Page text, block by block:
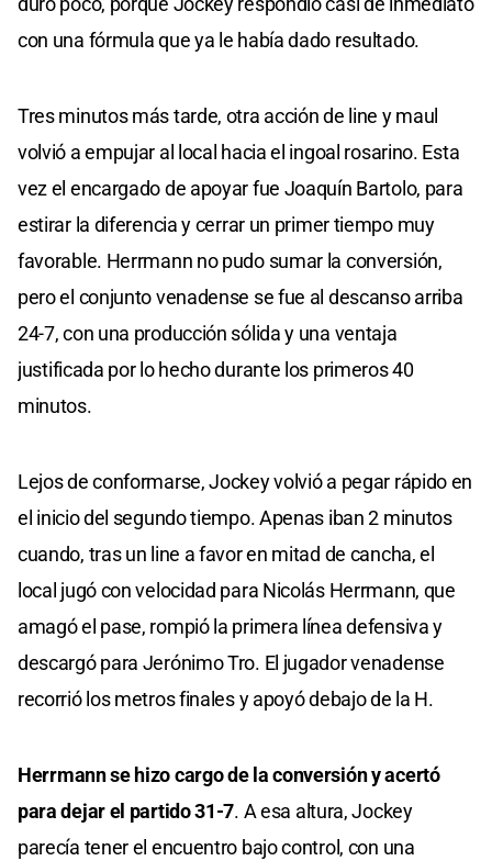
con una fórmula que ya le había dado resultado.
Tres minutos más tarde, otra acción de line y maul
volvió a empujar al local hacia el ingoal rosarino. Esta
vez el encargado de apoyar fue Joaquín Bartolo, para
estirar la diferencia y cerrar un primer tiempo muy
favorable. Herrmann no pudo sumar la conversión,
pero el conjunto venadense se fue al descanso arriba
24-7, con una producción sólida y una ventaja
justificada por lo hecho durante los primeros 40
minutos.
Lejos de conformarse, Jockey volvió a pegar rápido en
el inicio del segundo tiempo. Apenas iban 2 minutos
cuando, tras un line a favor en mitad de cancha, el
local jugó con velocidad para Nicolás Herrmann, que
amagó el pase, rompió la primera línea defensiva y
descargó para Jerónimo Tro. El jugador venadense
recorrió los metros finales y apoyó debajo de la H.
Herrmann se hizo cargo de la conversión y acertó
para dejar el partido 31-7. A esa altura, Jockey
parecía tener el encuentro bajo control, con una